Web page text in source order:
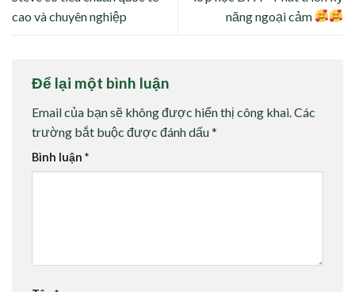
cao và chuyên nghiệp
năng ngoại cảm
Để lại một bình luận
Email của bạn sẽ không được hiển thị công khai.Các
trường bắt buộc được đánh dấu*
Bình luận *